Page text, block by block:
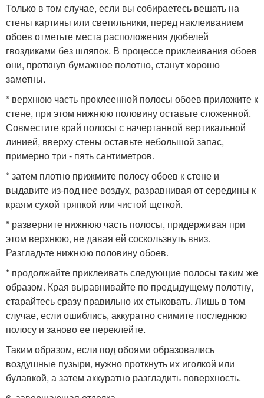
Только в том случае, если вы собираетесь вешать на
стены картины или светильники, перед наклеиванием
обоев отметьте места расположения дюбелей
гвоздиками без шляпок. В процессе приклеивания обоев
они, проткнув бумажное полотно, станут хорошо
заметны.
* верхнюю часть проклеенной полосы обоев приложите к
стене, при этом нижнюю половину оставьте сложенной.
Совместите край полосы с начертанной вертикальной
линией, вверху стены оставьте небольшой запас,
примерно три - пять сантиметров.
* затем плотно прижмите полосу обоев к стене и
выдавите из-под нее воздух, разравнивая от середины к
краям сухой тряпкой или чистой щеткой.
* разверните нижнюю часть полосы, придерживая при
этом верхнюю, не давая ей соскользнуть вниз.
Разгладьте нижнюю половину обоев.
* продолжайте приклеивать следующие полосы таким же
образом. Края выравнивайте по предыдущему полотну,
старайтесь сразу правильно их стыковать. Лишь в том
случае, если ошиблись, аккуратно снимите последнюю
полосу и заново ее переклейте.
Таким образом, если под обоями образовались
воздушные пузыри, нужно проткнуть их иголкой или
булавкой, а затем аккуратно разгладить поверхность.